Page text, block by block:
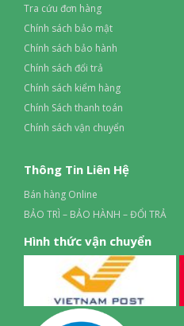
Chế độ tự làm sạch sâu
Các ion được phân tán khắp
làm sạch bụi bẩn, ngăn ngừa
điểm cộng lớn giúp tiết kiệm
đảm bảo chất lượng không khí
Tra cứu đơn hàng
Chính sách bảo mật
Chính sách bảo hành
Chính sách đổi trả
Chính sách kiểm hàng
Chính Sách thanh toán
Chính sách vận chuyển
Thông Tin Liên Hệ
Bán hàng Online
BẢO TRÌ – BẢO HÀNH – ĐỔI TRẢ
Hình thức vận chuyển